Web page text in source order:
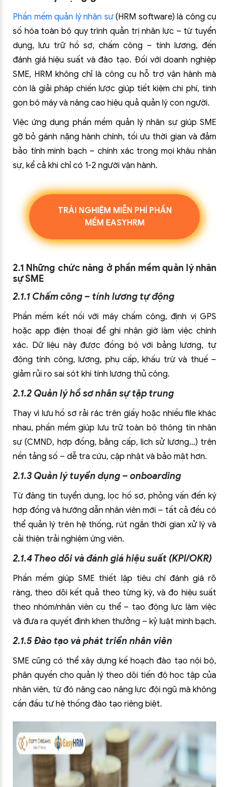
Phần mềm quản lý nhân sự(HRM software) là công cụ
số hóa toàn bộ quy trình quản trị nhân lực – từ tuyển
dụng, lưu trữ hồ sơ, chấm công – tính lương, đến
đánh giá hiệu suất và đào tạo. Đối với doanh nghiệp
SME, HRM không chỉ là công cụ hỗ trợ vận hành mà
còn là giải pháp chiến lược giúp tiết kiệm chi phí, tinh
gọn bộ máy và nâng cao hiệu quả quản lý con người.
Việc ứng dụng phần mềm quản lý nhân sự giúp SME
gỡ bỏ gánh nặng hành chính, tối ưu thời gian và đảm
bảo tính minh bạch – chính xác trong mọi khâu nhân
sự, kể cả khi chỉ có 1-2 người vận hành.
TRẢI NGHIỆM MIỄN PHÍ PHẦN
MỀM EASYHRM
2.1 Những chức năng ở phần mềm quản lý nhân
sự SME
2.1.1 Chấm công – tính lương tự động
Phần mềm kết nối với máy chấm công, định vị GPS
hoặc app điện thoại để ghi nhận giờ làm việc chính
xác. Dữ liệu này được đồng bộ với bảng lương, tự
động tính công, lương, phụ cấp, khấu trừ và thuế –
giảm rủi ro sai sót khi tính lương thủ công.
2.1.2 Quản lý hồ sơ nhân sự tập trung
Thay vì lưu hồ sơ rải rác trên giấy hoặc nhiều file khác
nhau, phần mềm giúp lưu trữ toàn bộ thông tin nhân
sự (CMND, hợp đồng, bằng cấp, lịch sử lương…) trên
nền tảng số – dễ tra cứu, cập nhật và bảo mật hơn.
2.1.3 Quản lý tuyển dụng – onboarding
Từ đăng tin tuyển dụng, lọc hồ sơ, phỏng vấn đến ký
hợp đồng và hướng dẫn nhân viên mới – tất cả đều có
thể quản lý trên hệ thống, rút ngắn thời gian xử lý và
cải thiện trải nghiệm ứng viên.
2.1.4 Theo dõi và đánh giá hiệu suất (KPI/OKR)
Phần mềm giúp SME thiết lập tiêu chí đánh giá rõ
ràng, theo dõi kết quả theo từng kỳ, và đo hiệu suất
theo nhóm/nhân viên cụ thể – tạo động lực làm việc
và đưa ra quyết định khen thưởng – kỷ luật minh bạch.
2.1.5 Đào tạo và phát triển nhân viên
SME cũng có thể xây dựng kế hoạch đào tạo nội bộ,
phân quyền cho quản lý theo dõi tiến độ học tập của
nhân viên, từ đó nâng cao năng lực đội ngũ mà không
cần đầu tư hệ thống đào tạo riêng biệt.